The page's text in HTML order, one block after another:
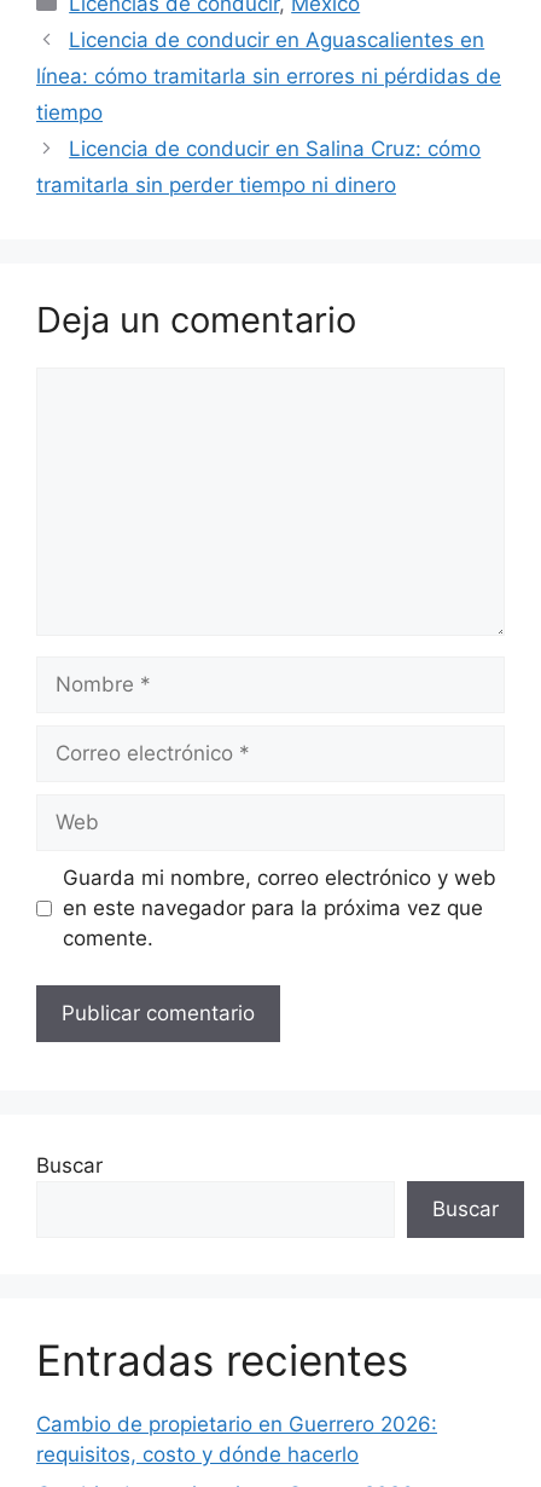
Licencia de conducir en Aguascalientes en
línea: cómo tramitarla sin errores ni pérdidas de
tiempo
Licencia de conducir en Salina Cruz: cómo
tramitarla sin perder tiempo ni dinero
Deja un comentario
Nombre
Correo
Web
Guarda mi nombre, correo electrónico y web
en este navegador para la próxima vez que
comente.
Buscar
Buscar
Entradas recientes
Cambio de propietario en Guerrero 2026:
requisitos, costo y dónde hacerlo